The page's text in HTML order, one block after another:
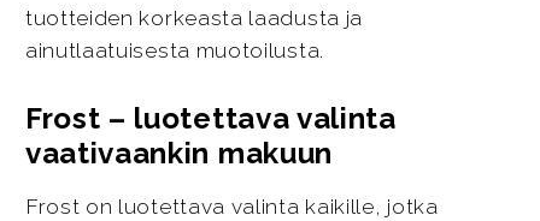
tuotteiden korkeasta laadusta ja
ainutlaatuisesta muotoilusta.
Frost – luotettava valinta
vaativaankin makuun
Frost on luotettava valinta kaikille, jotka